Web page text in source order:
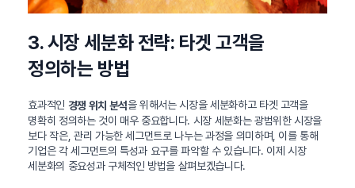
3. 시장 세분화 전략: 타겟 고객을
정의하는 방법
효과적인 경쟁 위치 분석을 위해서는 시장을 세분화하고 타겟 고객을
명확히 정의하는 것이 매우 중요합니다. 시장 세분화는 광범위한 시장을
보다 작은, 관리 가능한 세그먼트로 나누는 과정을 의미하며, 이를 통해
기업은 각 세그먼트의 특성과 요구를 파악할 수 있습니다. 이제 시장
세분화의 중요성과 구체적인 방법을 살펴보겠습니다.